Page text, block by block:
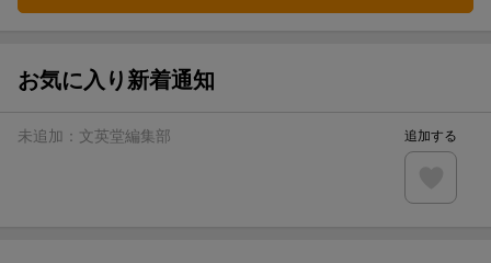
お気に入り新着通知
未追加： 文英堂編集部 追加する